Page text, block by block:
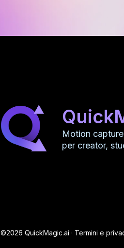
Motion
per creator,
©2026 QuickMagic.ai · Termini e